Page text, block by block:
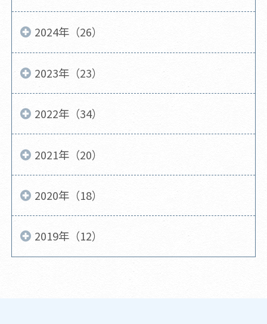
2024年（26）
2023年（23）
2022年（34）
2021年（20）
2020年（18）
2019年（12）